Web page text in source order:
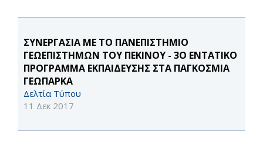
ΣΥΝΕΡΓΑΣΙΑ ΜΕ ΤΟ ΠΑΝΕΠΙΣΤΗΜΙΟ
ΓΕΩΕΠΙΣΤΗΜΩΝ ΤΟΥ ΠΕΚΙΝΟΥ - 3O EΝΤΑΤΙΚΟ
ΠΡΟΓΡΑΜΜΑ ΕΚΠΑΙΔΕΥΣΗΣ ΣΤΑ ΠΑΓΚΟΣΜΙΑ
ΓΕΩΠΑΡΚΑ
Δελτία Τύπου
11 Δεκ 2017